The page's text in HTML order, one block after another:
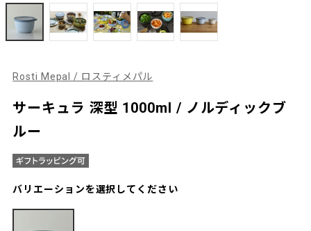
Rosti Mepal / ロスティメパル
サーキュラ 深型 1000ml / ノルディックブ
ルー
バリエーションを選択してください